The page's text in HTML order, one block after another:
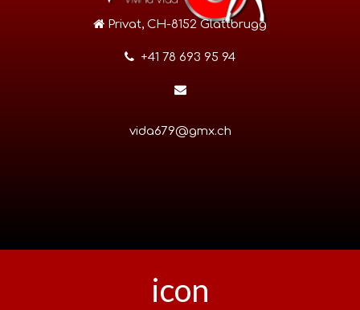
Privat, CH-8152 Glattbrugg
+41 78 693 95 94
vida679@gmx.ch
icon